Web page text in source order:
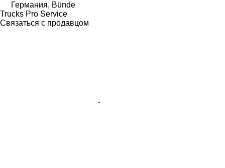
Германия, Bünde
Trucks Pro Service
Связаться с продавцом